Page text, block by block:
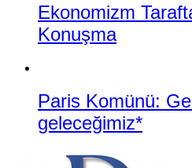
Ekonomizm
Konuşma
Paris Komünü:
geleceğimiz*